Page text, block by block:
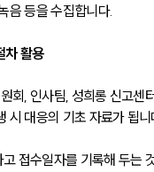
음 등을 수집합니다.
차 활용
회, 인사팀, 성희롱 신고센
시 대응의 기초 자료가 됩니
접수일자를 기록해 두는